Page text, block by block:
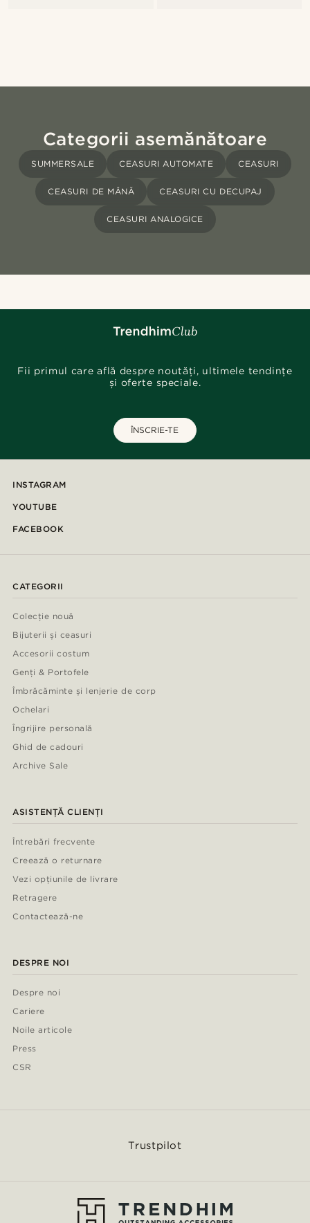
Categorii asemănătoare
SUMMERSALE CEASURI AUTOMATE CEASURI
CEASURI DE MÂNĂ CEASURI CU DECUPAJ
CEASURI ANALOGICE
Fii primul care află despre noutăți, ultimele tendințe
și oferte speciale.
ÎNSCRIE-TE
INSTAGRAM
YOUTUBE
FACEBOOK
CATEGORII
Colecție nouă
Bijuterii și ceasuri
Accesorii costum
Genți & Portofele
Îmbrăcăminte și lenjerie de corp
Ochelari
Îngrijire personală
Ghid de cadouri
Archive Sale
ASISTENȚĂ CLIENȚI
Întrebări frecvente
Creează o returnare
Vezi opțiunile de livrare
Retragere
Contactează-ne
DESPRE NOI
Despre noi
Cariere
Noile articole
Press
CSR
Trustpilot